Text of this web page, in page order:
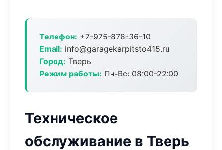
Телефон: +7-975-878-36-10
Email: info@garagekarpitsto415.ru
Город: Тверь
Режим работы: Пн-Вс: 08:00-22:00
Техническое
обслуживание в Тверь